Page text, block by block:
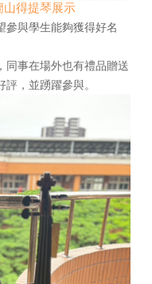
山得提琴展示
參與學生能夠獲得好名
同事在場外也有禮品贈送
，並踴躍參與。